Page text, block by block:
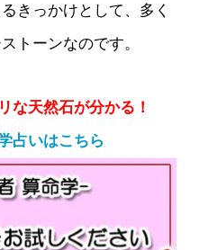
きっかけとして、多く
トーンなのです。
な天然石が分かる！
占いはこちら